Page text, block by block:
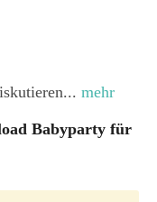
mehr
Babyparty für